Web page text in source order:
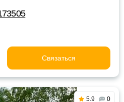
Связаться
5.9 0